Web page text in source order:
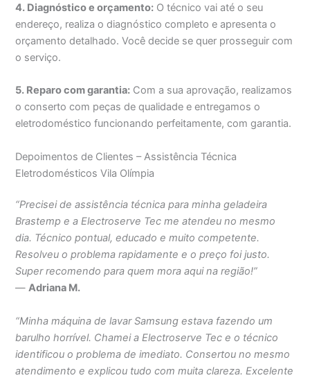
4. Diagnóstico e orçamento: O técnico vai até o seu
endereço, realiza o diagnóstico completo e apresenta o
orçamento detalhado. Você decide se quer prosseguir com
o serviço.
5. Reparo com garantia: Com a sua aprovação, realizamos
o conserto com peças de qualidade e entregamos o
eletrodoméstico funcionando perfeitamente, com garantia.
Depoimentos de Clientes – Assistência Técnica
Eletrodomésticos Vila Olímpia
“Precisei de assistência técnica para minha geladeira
Brastemp e a Electroserve Tec me atendeu no mesmo
dia. Técnico pontual, educado e muito competente.
Resolveu o problema rapidamente e o preço foi justo.
Super recomendo para quem mora aqui na região!”
—Adriana M.
“Minha máquina de lavar Samsung estava fazendo um
barulho horrível. Chamei a Electroserve Tec e o técnico
identificou o problema de imediato. Consertou no mesmo
atendimento e explicou tudo com muita clareza. Excelente